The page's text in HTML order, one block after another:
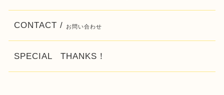
CONTACT / お問い合わせ
SPECIAL THANKS！